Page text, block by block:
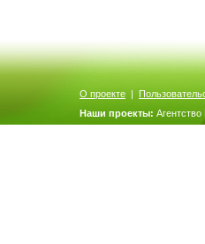
О проекте |
Наши проекты: